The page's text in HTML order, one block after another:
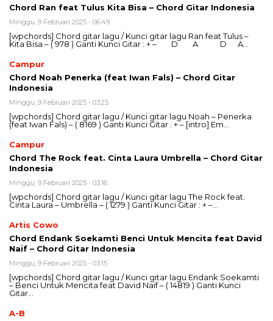
Chord Ran feat Tulus Kita Bisa – Chord Gitar Indonesia
Minggu, 9 Februari 2025 - 06:49
[wpchords] Chord gitar lagu / Kunci gitar lagu Ran feat Tulus –
Kita Bisa – ( 978 ) Ganti Kunci Gitar : + – D A D A…
Campur
Chord Noah Penerka (feat Iwan Fals) – Chord Gitar
Indonesia
Minggu, 9 Februari 2025 - 03:25
[wpchords] Chord gitar lagu / Kunci gitar lagu Noah – Penerka
(feat Iwan Fals) – ( 8169 ) Ganti Kunci Gitar : + – [intro] Em…
Campur
Chord The Rock feat. Cinta Laura Umbrella – Chord Gitar
Indonesia
Minggu, 9 Februari 2025 - 03:16
[wpchords] Chord gitar lagu / Kunci gitar lagu The Rock feat.
Cinta Laura – Umbrella – ( 1279 ) Ganti Kunci Gitar : + –…
Artis Cowo
Chord Endank Soekamti Benci Untuk Mencita feat David
Naif – Chord Gitar Indonesia
Minggu, 9 Februari 2025 - 03:15
[wpchords] Chord gitar lagu / Kunci gitar lagu Endank Soekamti
– Benci Untuk Mencita feat David Naif – ( 14819 ) Ganti Kunci
Gitar…
A-B